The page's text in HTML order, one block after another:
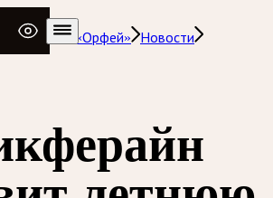
музыки «Орфей»
Новости